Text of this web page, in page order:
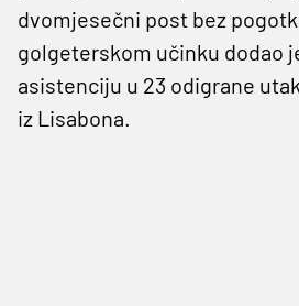
dvomjesečni post bez
golgeterskom učinku dodao
asistenciju u 23 odigrane
iz Lisabona.